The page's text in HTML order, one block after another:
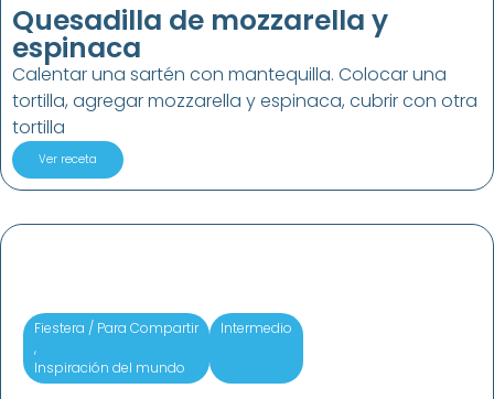
Quesadilla de mozzarella y
espinaca
Calentar una sartén con mantequilla. Colocar una
tortilla, agregar mozzarella y espinaca, cubrir con otra
tortilla
Ver receta
Fiestera / Para Compartir
,
Inspiración del mundo
Intermedio